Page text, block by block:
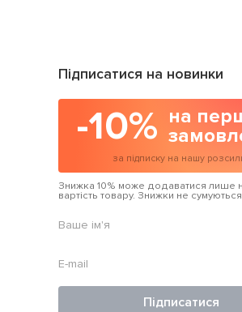
Підписатися на новинки
-10% на
за підписку на нашу
Знижка 10% може додаватися лише
вартість товару. Знижки не
Підписатися